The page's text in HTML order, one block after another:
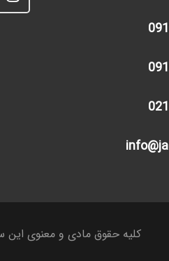
کلیه حقوق مادی و معنوی این